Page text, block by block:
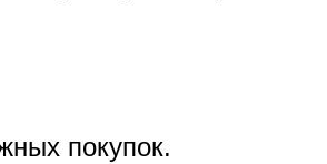
покупок.